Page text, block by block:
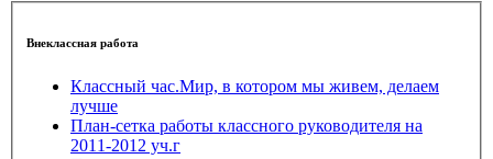
Внеклассная работа
Классный час.Мир, в котором мы живем, делаем
лучше
План-сетка работы классного руководителя на
2011-2012 уч.г